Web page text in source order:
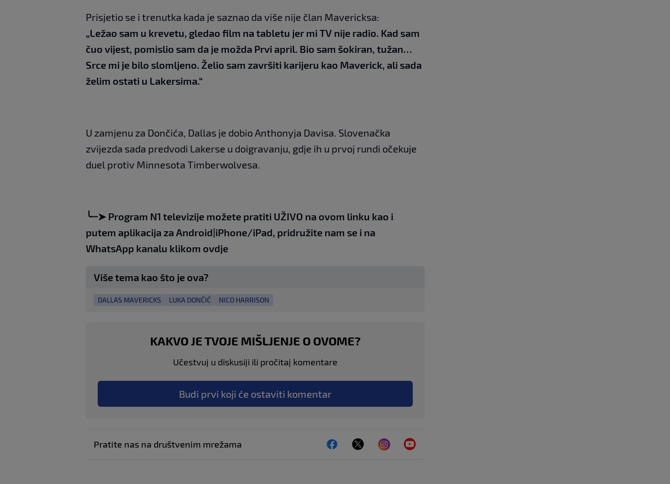
Prisjetio se i trenutka kada je saznao da više nije član Mavericksa:
„Ležao sam u krevetu, gledao film na tabletu jer mi TV nije radio. Kad sam
čuo vijest, pomislio sam da je možda Prvi april. Bio sam šokiran, tužan…
Srce mi je bilo slomljeno. Želio sam završiti karijeru kao Maverick, ali sada
želim ostati u Lakersima.“
U zamjenu za Dončića, Dallas je dobio Anthonyja Davisa. Slovenačka
zvijezda sada predvodi Lakerse u doigravanju, gdje ih u prvoj rundi očekuje
duel protiv Minnesota Timberwolvesa.
╰┈➤ Program N1 televizije možete pratiti UŽIVO na ovom linku kao i
putem aplikacija za Android|iPhone/iPad, pridružite nam se i na
WhatsApp kanalu klikom ovdje
Više tema kao što je ova?
DALLAS MAVERICKS LUKA DONČIĆ NICO HARRISON
KAKVO JE TVOJE MIŠLJENJE O OVOME?
Učestvuj u diskusiji ili pročitaj komentare
Budi prvi koji će ostaviti komentar
Pratite nas na društvenim mrežama